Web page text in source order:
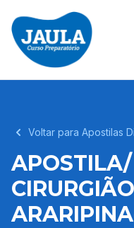
Voltar para Apostilas